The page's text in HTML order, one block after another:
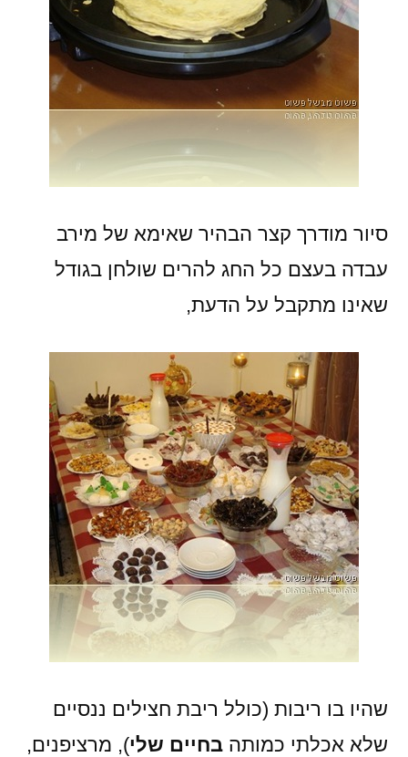
סיור מודרך קצר הבהיר שאימא של מירב
עבדה בעצם כל החג להרים שולחן בגודל
שאינו מתקבל על הדעת,
שהיו בו ריבות (כולל ריבת חצילים ננסיים
שלא אכלתי כמותה בחיים שלי), מרציפנים,